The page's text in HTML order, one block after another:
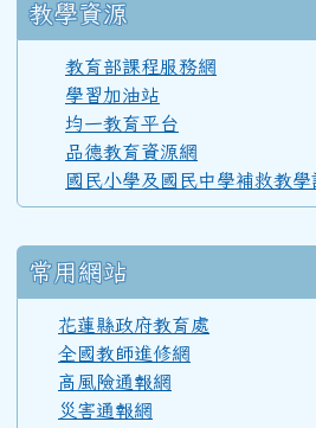
教學資源
教育部課程服務網
學習加油站
均一教育平台
品德教育資源網
國民小學及國民中學補救教
常用網站
花蓮縣政府教育處
全國教師進修網
高風險通報網
災害通報網